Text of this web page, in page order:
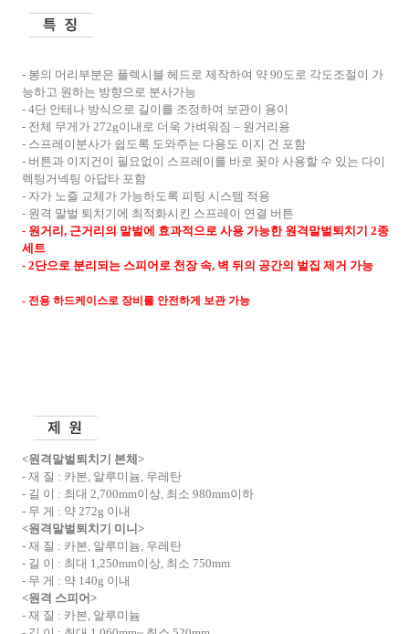
- 봉의 머리부분은 플렉시블 헤드로 제작하여 약 90 도로 각도조절이 가
능하고 원하는 방향으로 분사가능
- 4단 안테나 방식으로 길이를 조정하여 보관이 용이
- 전체 무게가 272g이내로 더욱 가벼워짐 – 원거리용
- 스프레이분사가 쉽도록 도와주는 다용도 이지 건 포함
- 버튼과 이지건이 필요없이 스프레이를 바로 꽂아 사용할 수 있는 다이
렉팅거넥팅 아답타 포함
- 자가 노즐 교체가 가능하도록 피팅 시스템 적용
- 원격 말벌 퇴치기에 최적화시킨 스프레이 연결 버튼
- 원거리, 근거리의 말벌에 효과적으로 사용 가능한 원격말벌퇴치기 2종
세트
- 2단으로 분리되는 스피어로 천장 속, 벽 뒤의 공간의 벌집 제거 가능
- 전용 하드케이스로 장비를 안전하게 보관 가능
<원격말벌퇴치기 본체>
- 재 질 : 카본 알루미늄 우레탄
- 길 이 : 최대 2,700mm이상 최소 980mm이하
- 무 게 : 약 272g 이내
<원격말벌퇴치기 미니>
- 재 질 : 카본 알루미늄 우레탄
- 길 이 : 최대 1,250mm이상 최소 750mm
- 무 게 : 약 140g 이내
<원격 스피어>
- 재 질 : 카본 알루미늄